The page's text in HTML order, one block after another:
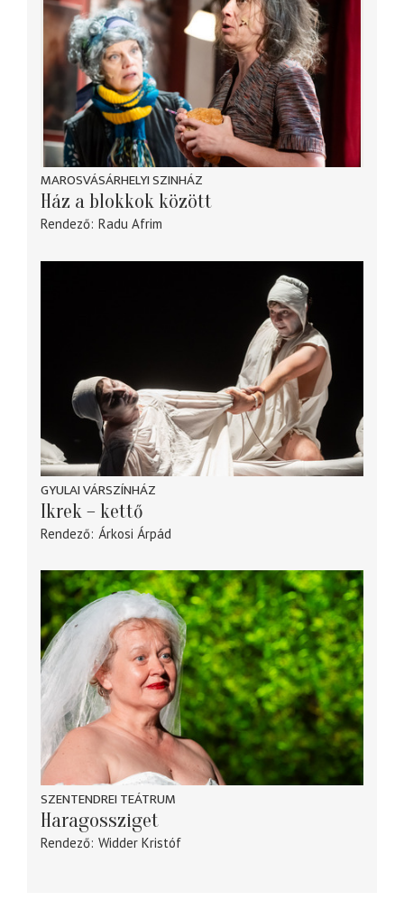
MAROSVÁSÁRHELYI SZINHÁZ
Ház a blokkok között
Rendező Radu Afrim
GYULAI VÁRSZÍNHÁZ
Ikrek – kettő
Rendező Árkosi Árpád
SZENTENDREI TEÁTRUM
Haragossziget
Rendező Widder Kristóf